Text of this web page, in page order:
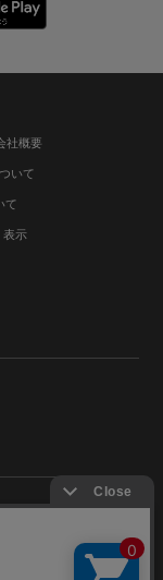
社概要
いて
て
表示